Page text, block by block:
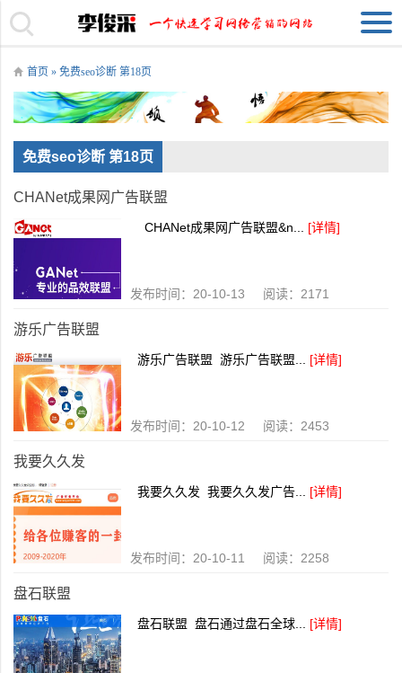
首页 » 免费seo诊断 第18页
免费seo诊断 第18页
CHANet成果网广告联盟
CHANet成果网广告联盟&n... [详情]
发布时间：20-10-13 阅读：2171
游乐广告联盟
游乐广告联盟 游乐广告联盟... [详情]
发布时间：20-10-12 阅读：2453
我要久久发
我要久久发 我要久久发广告... [详情]
发布时间：20-10-11 阅读：2258
盘石联盟
盘石联盟 盘石通过盘石全球... [详情]